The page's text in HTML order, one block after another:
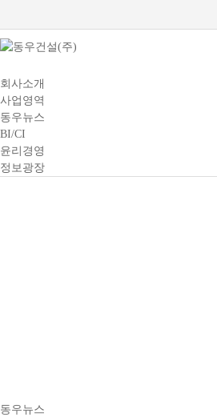
회사소개
사업영역
동우뉴스
BI/CI
윤리경영
정보광장
동우뉴스